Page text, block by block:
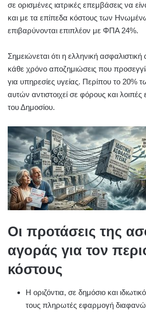
σε ορισμένες ιατρικές επεμβάσεις να
και με τα επίπεδα κόστους των
επιβαρύνονται επιπλέον με ΦΠΑ 24%.
Σημειώνεται ότι η ελληνική
κάθε χρόνο αποζημιώσεις που
για υπηρεσίες υγείας. Περίπου το 20%
αυτών αντιστοιχεί σε φόρους και
του Δημοσίου.
Οι προτάσεις της
αγοράς για τον
κόστους
Η οριζόντια, σε δημόσιο και
τους πληρωτές εφαρμογή